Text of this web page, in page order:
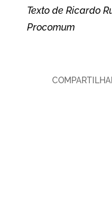
Texto de Ricardo
Procomum